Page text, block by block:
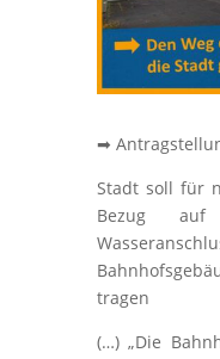
➡
Stadt soll für
Bezug
tragen
(…) „Die